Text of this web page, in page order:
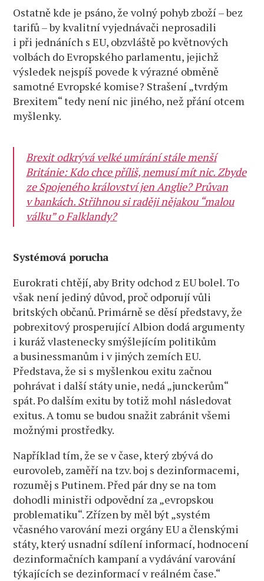
Ostatně kde je psáno, že volný pohyb zboží – bez
tarifů – by kvalitní vyjednávači neprosadili
i při jednáních s EU, obzvláště po květnových
volbách do Evropského parlamentu, jejichž
výsledek nejspíš povede k výrazné obměně
samotné Evropské komise? Strašení „tvrdým
Brexitem“ tedy není nic jiného, než přání otcem
myšlenky.
Brexit odkrývá velké umírání stále menší
Británie: Kdo chce příliš, nemusí mít nic. Zbyde
ze Spojeného království jen Anglie? Průvan
v bankách. Střihnou si raději nějakou “malou
válku” o Falklandy?
Systémová porucha
Eurokrati chtějí, aby Brity odchod z EU bolel. To
však není jediný důvod, proč odporují vůli
britských občanů. Primárně se děsí představy, že
pobrexitový prosperující Albion dodá argumenty
i kuráž vlastenecky smýšlejícím politikům
a businessmanům i v jiných zemích EU.
Představa, že si s myšlenkou exitu začnou
pohrávat i další státy unie, nedá „junckerům“
spát. Po dalším exitu by totiž mohl následovat
exitus. A tomu se budou snažit zabránit všemi
možnými prostředky.
Například tím, že se v čase, který zbývá do
eurovoleb, zaměří na tzv. boj s dezinformacemi,
rozuměj s Putinem. Před pár dny se na tom
dohodli ministři odpovědní za „evropskou
problematiku“. Zřízen by měl být „systém
včasného varování mezi orgány EU a členskými
státy, který usnadní sdílení informací, hodnocení
dezinformačních kampaní a vydávání varování
týkajících se dezinformací v reálném čase.“